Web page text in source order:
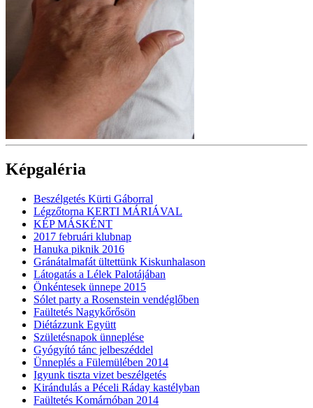
Képgaléria
Beszélgetés Kürti Gáborral
Légzőtorna KERTI MÁRIÁVAL
KÉP MÁSKÉNT
2017 februári klubnap
Hanuka piknik 2016
Gránátalmafát ültettünk Kiskunhalason
Látogatás a Lélek Palotájában
Önkéntesek ünnepe 2015
Sólet party a Rosenstein vendéglőben
Faültetés Nagykőrősön
Diétázzunk Együtt
Születésnapok ünneplése
Gyógyító tánc jelbeszéddel
Ünneplés a Fülemülében 2014
Igyunk tiszta vizet beszélgetés
Kirándulás a Péceli Ráday kastélyban
Faültetés Komárnóban 2014